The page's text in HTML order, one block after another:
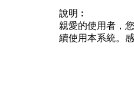
說明︰
親愛的使用者，
續使用本系統。